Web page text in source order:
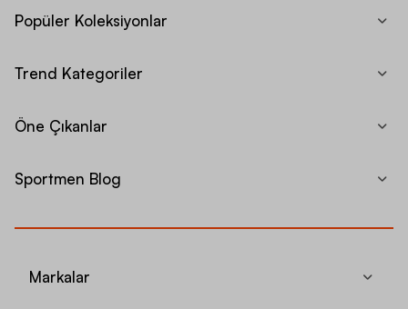
Popüler Koleksiyonlar
Trend Kategoriler
Öne Çıkanlar
Sportmen Blog
Markalar